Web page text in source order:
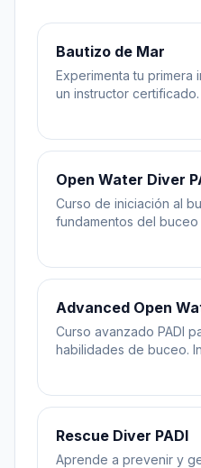
Bautizo de Mar
Experimenta tu primera
un instructor
práctica en aguas
Open Water Diver
Curso de iniciación al
fundamentos del
mar abierto.
Advanced Open
Curso avanzado PADI
habilidades de buceo.
aventura: navegación
Rescue Diver PADI
Aprende a prevenir y